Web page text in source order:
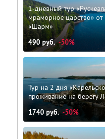
1-дневный тур
мраморное царство»
«Шарм»
490 руб. -50%
Тур на 2 дня
проживание на берегу
1740 руб. -50%